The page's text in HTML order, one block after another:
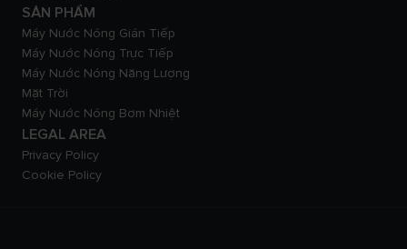
SẢN PHẨM
Máy Nước Nóng Gián Tiếp
Máy Nước Nóng Trực Tiếp
Máy Nước Nóng Năng Lượng
Mặt Trời
Máy Nước Nóng Bơm Nhiệt
LEGAL AREA
Privacy Policy
Cookie Policy